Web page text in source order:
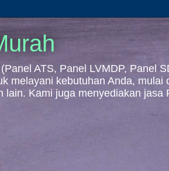
ATS, Panel LVMDP, Panel
melayani kebutuhan Anda, mulai
Kami juga menyediakan jasa